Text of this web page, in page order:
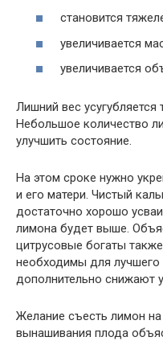
становится
увеличивается
увеличивается
Лишний вес
Небольшое количество
улучшить состояние.
На этом сроке нужно
и его матери. Чистый
достаточно хорошо
лимона будет выше.
цитрусовые богаты
необходимы для лучшего
дополнительно снижают
Желание съесть лимон
вынашивания плода